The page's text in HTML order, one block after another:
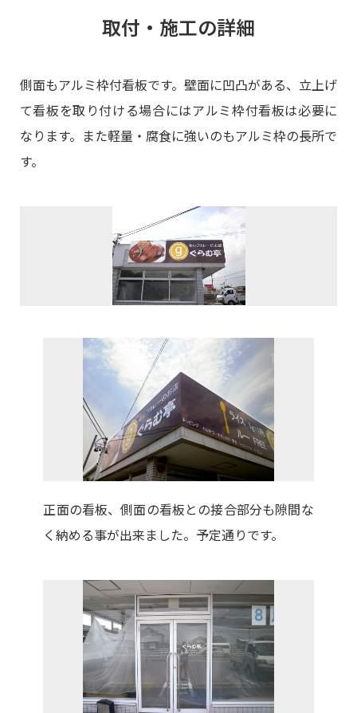
取付・施工の詳細
側面もアルミ枠付看板です。壁面に凹凸がある、立上げ
て看板を取り付ける場合にはアルミ枠付看板は必要に
なります。また軽量・腐食に強いのもアルミ枠の長所で
す。
正面の看板、側面の看板との接合部分も隙間な
く納める事が出来ました。予定通りです。